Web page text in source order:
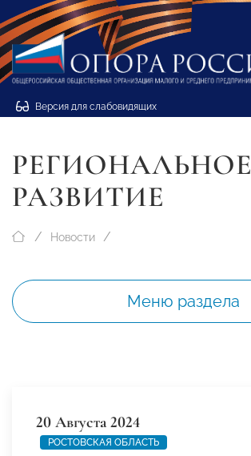
Версия для слабовидящих
РЕГИОНАЛЬНОЕ
РАЗВИТИЕ
Новости
Меню раздела
20 Августа 2024
РОСТОВСКАЯ ОБЛАСТЬ